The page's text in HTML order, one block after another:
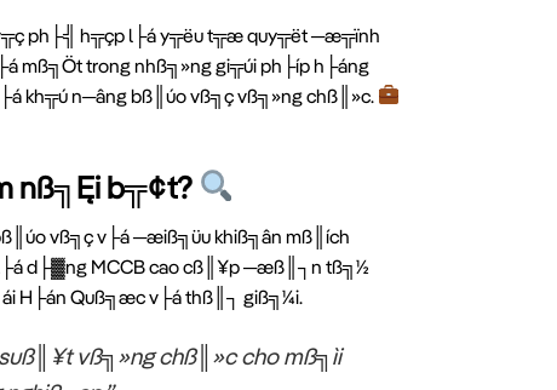
ph├╣ h╦çp l├á y╦ëu t╦æ quy╦ët ─æ╦ïnh
mß╗Öt trong nhß╗»ng gi╦úi ph├íp h├áng
kh╦ú n─âng bß║úo vß╗ç vß╗»ng chß║»c.
nß╗Ęi b╦¢t?
vß╗ç v├á ─æiß╗üu khiß╗ân mß║ích
d├▓ng MCCB cao cß║¥p ─æß║┐n tß╗½
H├án Quß╗æc v├á thß║┐ giß╗¼i.
vß╗»ng chß║»c cho mß╗ìi